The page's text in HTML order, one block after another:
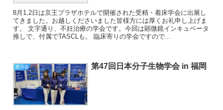
8月1,2日は京王プラザホテルで開催された受精・着床学会に出展し
てきました。お越しくださいました皆様方には厚くお礼申し上げま
す。 文字通り、不妊治療の学会です。今回は顕微鏡インキュベータ
推しで、付属でTASCLも。 臨床寄りの学会ですので...
展示会 第47回日本分子生物学会 in 福岡